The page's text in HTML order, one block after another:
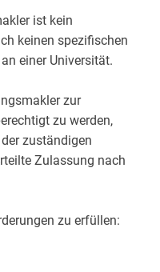
ist kein
keinen spezifischen
einer Universität.
zur
zu werden,
zuständigen
Zulassung nach
zu erfüllen: